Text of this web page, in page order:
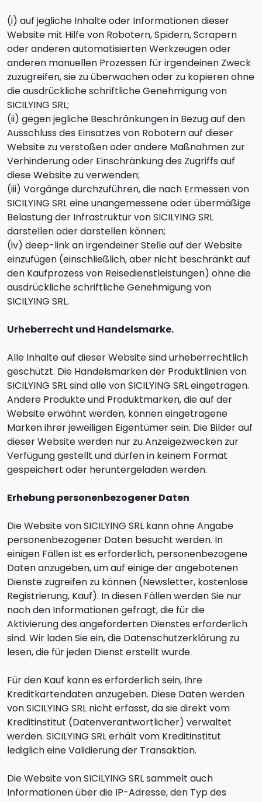
(i) auf jegliche Inhalte oder Informationen dieser
Website mit Hilfe von Robotern, Spidern, Scrapern
oder anderen automatisierten Werkzeugen oder
anderen manuellen Prozessen für irgendeinen Zweck
zuzugreifen, sie zu überwachen oder zu kopieren ohne
die ausdrückliche schriftliche Genehmigung von
SICILYING SRL;
(ii) gegen jegliche Beschränkungen in Bezug auf den
Ausschluss des Einsatzes von Robotern auf dieser
Website zu verstoßen oder andere Maßnahmen zur
Verhinderung oder Einschränkung des Zugriffs auf
diese Website zu verwenden;
(iii) Vorgänge durchzuführen, die nach Ermessen von
SICILYING SRL eine unangemessene oder übermäßige
Belastung der Infrastruktur von SICILYING SRL
darstellen oder darstellen können;
(iv) deep-link an irgendeiner Stelle auf der Website
einzufügen (einschließlich, aber nicht beschränkt auf
den Kaufprozess von Reisedienstleistungen) ohne die
ausdrückliche schriftliche Genehmigung von
SICILYING SRL.
Urheberrecht und Handelsmarke.
Alle Inhalte auf dieser Website sind urheberrechtlich
geschützt. Die Handelsmarken der Produktlinien von
SICILYING SRL sind alle von SICILYING SRL eingetragen.
Andere Produkte und Produktmarken, die auf der
Website erwähnt werden, können eingetragene
Marken ihrer jeweiligen Eigentümer sein. Die Bilder auf
dieser Website werden nur zu Anzeigezwecken zur
Verfügung gestellt und dürfen in keinem Format
gespeichert oder heruntergeladen werden.
Erhebung personenbezogener Daten
Die Website von SICILYING SRL kann ohne Angabe
personenbezogener Daten besucht werden. In
einigen Fällen ist es erforderlich, personenbezogene
Daten anzugeben, um auf einige der angebotenen
Dienste zugreifen zu können (Newsletter, kostenlose
Registrierung, Kauf). In diesen Fällen werden Sie nur
nach den Informationen gefragt, die für die
Aktivierung des angeforderten Dienstes erforderlich
sind. Wir laden Sie ein, die Datenschutzerklärung zu
lesen, die für jeden Dienst erstellt wurde.
Für den Kauf kann es erforderlich sein, Ihre
Kreditkartendaten anzugeben. Diese Daten werden
von SICILYING SRL nicht erfasst, da sie direkt vom
Kreditinstitut (Datenverantwortlicher) verwaltet
werden. SICILYING SRL erhält vom Kreditinstitut
lediglich eine Validierung der Transaktion.
Die Website von SICILYING SRL sammelt auch
Informationen über die IP-Adresse, den Typ des